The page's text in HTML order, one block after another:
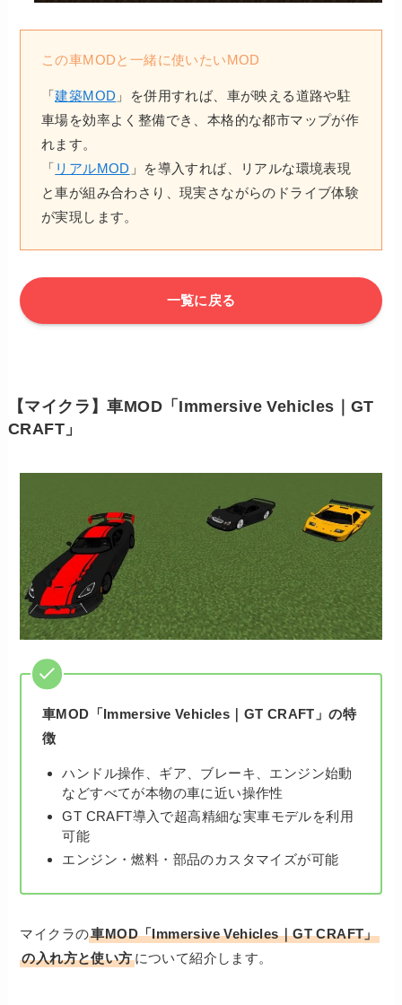
この車MODと一緒に使いたいMOD
「建築MOD 」を併用すれば、車が映える道路や駐
車場を効率よく整備でき、本格的な都市マップが作
れます。
「 リアルMOD 」を導入すれば、リアルな環境表現
と車が組み合わさり、現実さながらのドライブ体験
が実現します。
一覧に戻る
【マイクラ】車MOD「Immersive Vehicles｜GT
CRAFT」
車MOD「Immersive Vehicles｜GT CRAFT」の特
徴
ハンドル操作、ギア、ブレーキ、エンジン始動
などすべてが本物の車に近い操作性
GT CRAFT導入で超高精細な実車モデルを利用
可能
エンジン・燃料・部品のカスタマイズが可能
マイクラの車MOD「Immersive Vehicles｜GT CRAFT」
の入れ方と使い方について紹介します。